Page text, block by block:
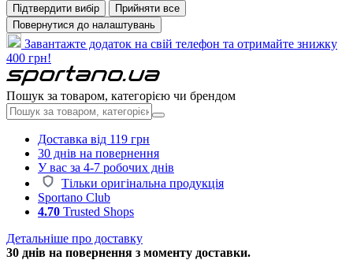
Підтвердити вибір
Прийняти все
Повернутися до налаштувань
Завантажте додаток на свій телефон та отримайте знижку
400 грн!
Пошук за товаром, категорією чи брендом
Доставка від 119 грн
30 днів на повернення
У вас за 4-7 робочих днів
Тільки оригінальна продукція
Sportano Club
4.70 Trusted Shops
Детальніше про доставку
30 днів на повернення з моменту доставки.